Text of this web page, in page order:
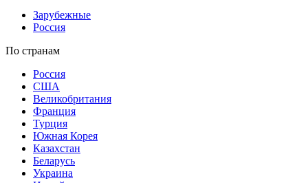
Зарубежные
Россия
По странам
Россия
США
Великобритания
Франция
Турция
Южная Корея
Казахстан
Беларусь
Украина